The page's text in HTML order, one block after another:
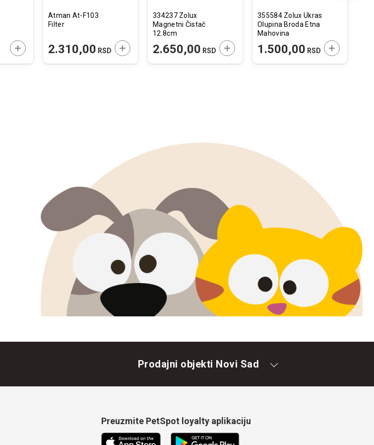
DODAJTE U KORPU
Atman At-F103
Filter
2.310,00 RSD DODAJTE U KORPU
334237 Zolux
Magnetni Čistač
12.8cm
2.650,00 RSD DODAJTE U KORPU
355584 Zolux Ukras
Olupina Broda Etna
Mahovina
1.500,00 RSD DODAJTE U
Prodajni objekti Novi Sad
Preuzmite PetSpot loyalty aplikaciju